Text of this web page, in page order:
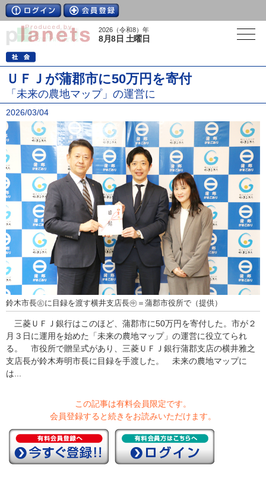
2026（令和8）年
8月8日 土曜日
ＵＦＪが蒲郡市に50万円を寄付
「未来の農地マップ」の運営に
2026/03/04
鈴木市長㊧に目録を渡す横井支店長㊥＝蒲郡市役所で（提供）
三菱ＵＦＪ銀行はこのほど、蒲郡市に50万円を寄付した。市が２
月３日に運用を始めた「未来の農地マップ」の運営に役立てられ
る。 市役所で贈呈式があり、三菱ＵＦＪ銀行蒲郡支店の横井雅之
支店長が鈴木寿明市長に目録を手渡した。 未来の農地マップに
は...
この記事は有料会員限定です。
会員登録すると続きをお読みいただけます。